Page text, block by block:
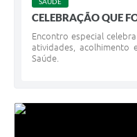
CELEBRAÇÃO QUE
Encontro especial
atividades, acolhimento
Saúde.